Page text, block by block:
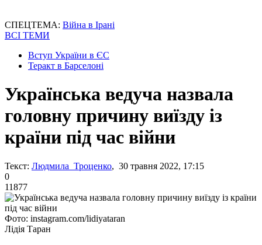
СПЕЦТЕМА: Війна в Ірані
ВСІ ТЕМИ
Вступ України в ЄС
Теракт в Барселоні
Українська ведуча назвала
головну причину виїзду із
країни під час війни
Текст: Людмила Троценко, 30 травня 2022, 17:15
0
11877
Фото: instagram.com/lidiyataran
Лідія Таран